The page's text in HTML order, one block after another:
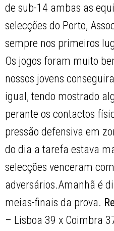
de sub-14 ambas as
selecções do Porto,
sempre nos primeiros
Os jogos foram muito
nossos jovens
igual, tendo mostrado
perante os contactos
pressão defensiva em
do dia a tarefa estava
selecções venceram
adversários.Amanhã é
meias-finais da prova.
– Lisboa 39 x Coimbra